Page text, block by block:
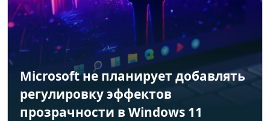
Microsoft не планирует добавлять
регулировку эффектов
прозрачности в Windows 11